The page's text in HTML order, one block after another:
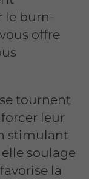
le burn-
offre
tournent
leur
stimulant
soulage
la